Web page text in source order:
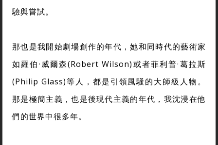
驗與嘗試。
那也是我開始劇場創作的年代，她和同時代的藝術家
如羅伯·威爾森(Robert Wilson)或者菲利普·葛拉斯
(Philip Glass)等人，都是引領風騒的大師級人物。
那是極簡主義，也是後現代主義的年代，我沈浸在他
們的世界中很多年。